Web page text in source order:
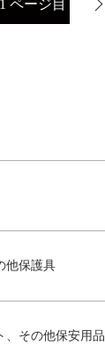
1 ページ目
他保護具
、その他保安用品